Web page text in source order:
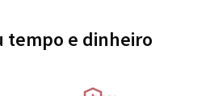
tempo e dinheiro